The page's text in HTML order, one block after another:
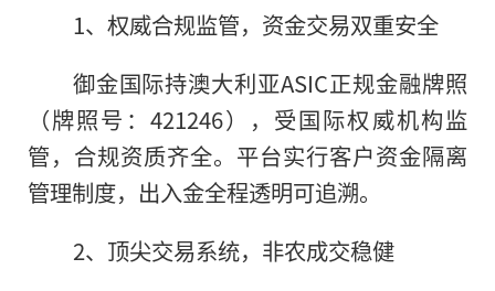
1、权威合规监管，资金交易双重安全
御金国际持澳大利亚ASIC正规金融牌照
（牌照号：421246），受国际权威机构监
管，合规资质齐全。平台实行客户资金隔离
管理制度，出入金全程透明可追溯。
2、顶尖交易系统，非农成交稳健